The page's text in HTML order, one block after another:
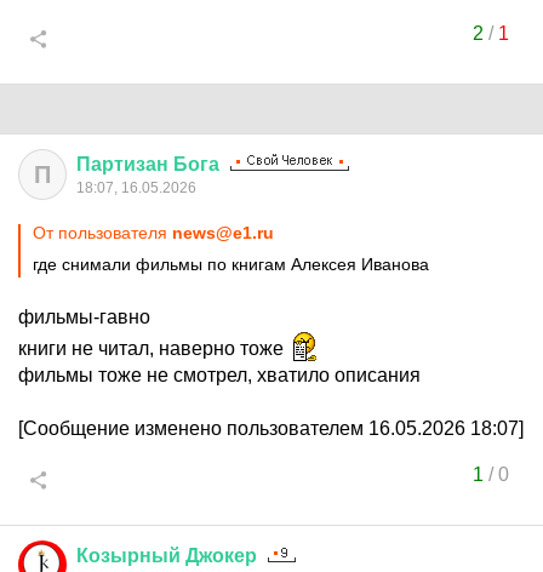
2 / 1
П Партизан Бога
18:07, 16.05.2026
От пользователя news@e1.ru
где снимали фильмы по книгам Алексея Иванова
фильмы-гавно
книги не читал, наверно тоже
фильмы тоже не смотрел, хватило описания
[Сообщение изменено пользователем 16.05.2026 18:07]
1 /0
Козырный Джокер